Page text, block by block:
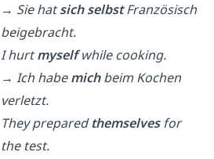
→ Sie hatsich selbstFranzösisch
beigebracht.
I hurtmyselfwhile cooking.
→ Ich habemichbeim Kochen
verletzt.
They preparedthemselvesfor
the test.